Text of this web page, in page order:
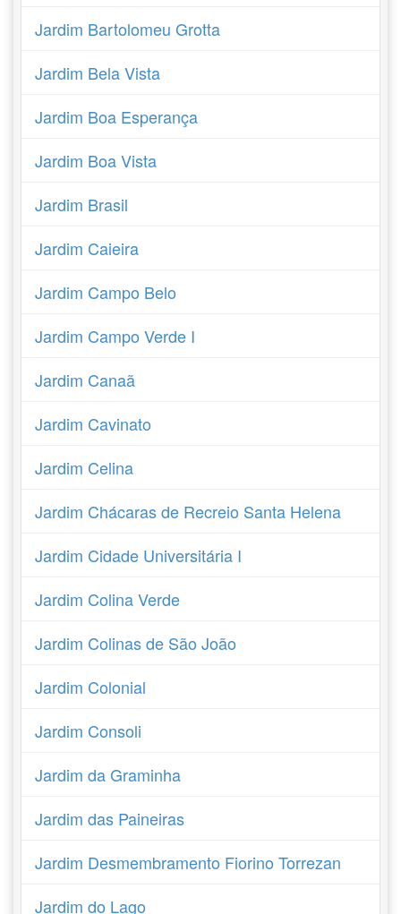
Jardim Bartolomeu Grotta
Jardim Bela Vista
Jardim Boa Esperança
Jardim Boa Vista
Jardim Brasil
Jardim Caieira
Jardim Campo Belo
Jardim Campo Verde I
Jardim Canaã
Jardim Cavinato
Jardim Celina
Jardim Chácaras de Recreio Santa Helena
Jardim Cidade Universitária I
Jardim Colina Verde
Jardim Colinas de São João
Jardim Colonial
Jardim Consoli
Jardim da Graminha
Jardim das Paineiras
Jardim Desmembramento Fiorino Torrezan
Jardim do Lago